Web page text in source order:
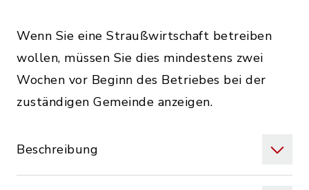
Wenn Sie eine Straußwirtschaft betreiben
wollen, müssen Sie dies mindestens zwei
Wochen vor Beginn des Betriebes bei der
zuständigen Gemeinde anzeigen.
Beschreibung